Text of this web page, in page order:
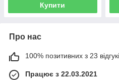
Купити
Про нас
100% позитивних з 23
Працює з 22.03.2021